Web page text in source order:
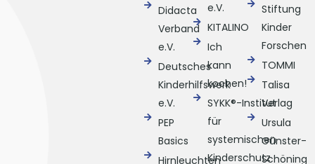
Didacta
Verband
e.V.
Deutsches
Kinderhilfswerk
e.V.
PEP
Basics
Hirnleuchten
e.V.
KITALINO
Ich
kann
kochen!
SYKK®-Institut
für
systemischen
Kinderschutz
Stiftung
Kinder
Forschen
TOMMI
Talisa
Verlag
Ursula
Günster-
Schöning